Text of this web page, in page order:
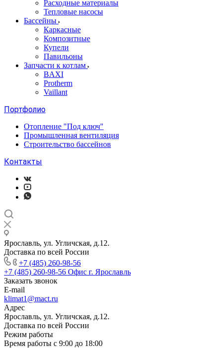
Расходные материалы
Тепловые насосы
Бассейны
Каркасные
Композитные
Купели
Павильоны
Запчасти к котлам
BAXI
Protherm
Vaillant
Портфолио
Отопление "Под ключ"
Промышленная вентиляция
Строительство бассейнов
Контакты
Ярославль, ул. Угличская, д.12.
Доставка по всей России
+7 (485) 260-98-56
+7 (485) 260-98-56 Офис г. Ярославль
Заказать звонок
E-mail
klimat1@mact.ru
Адрес
Ярославль, ул. Угличская, д.12.
Доставка по всей России
Режим работы
Время работы с 9:00 до 18:00